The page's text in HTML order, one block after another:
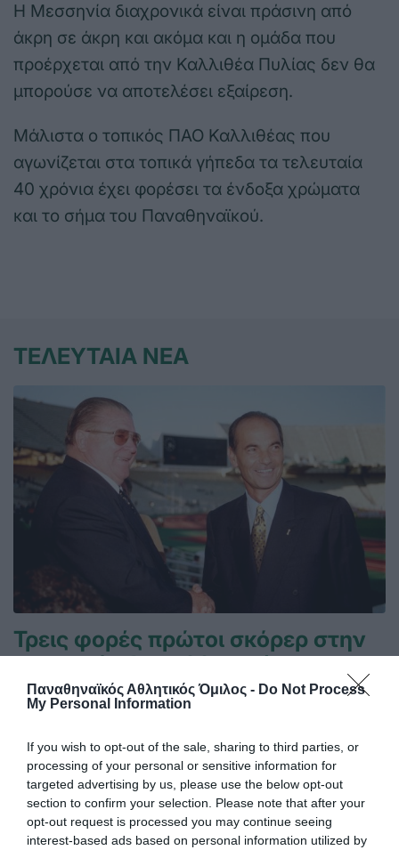
Παναθηναϊκός Αθλητικός Όμιλος - Do Not Process
My Personal Information
If you wish to opt-out of the sale, sharing to third parties, or
processing of your personal or sensitive information for
targeted advertising by us, please use the below opt-out
section to confirm your selection. Please note that after your
opt-out request is processed you may continue seeing
interest-based ads based on personal information utilized by
Η Μεσσηνία διαχρονικά είναι πράσινη από
άκρη σε άκρη και ακόμα και η ομάδα που
προέρχεται από την Καλλιθέα Πυλίας δεν θα
μπορούσε να αποτελέσει εξαίρεση.
Μάλιστα ο τοπικός ΠΑΟ Καλλιθέας που
αγωνίζεται στα τοπικά γήπεδα τα τελευταία
40 χρόνια έχει φορέσει τα ένδοξα χρώματα
και το σήμα του Παναθηναϊκού.
ΤΕΛΕΥΤΑΙΑ ΝΕΑ
Τρεις φορές πρώτοι σκόρερ στην
κορυφαία διασυλλογική
διοργάνωση!
Οι θρυλικοί Φέρεντς Πούσκας και Αντώνης Αντωνιάδης
Ελληνικού Συλλόγου στο εξωτερικό, έχουν ακόμα τα
ονόματα τους ανεξίτηλα στους πρώτους σκόρερ του
Κυπέλλου Πρωταθλητριών και μετέπειτα Τσάμπιονς Λιγκ.
08.08.2026 EΝ ΑΘΗΝΑΙΣ